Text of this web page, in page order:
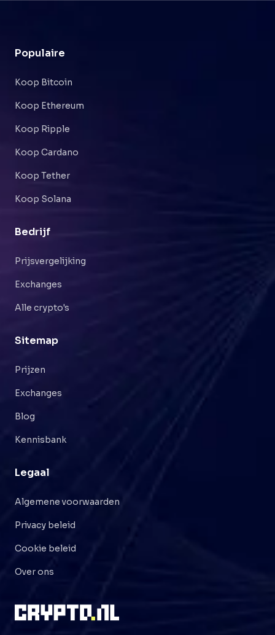
Populaire
Koop Bitcoin
Koop Ethereum
Koop Ripple
Koop Cardano
Koop Tether
Koop Solana
Bedrijf
Prijsvergelijking
Exchanges
Alle crypto's
Sitemap
Prijzen
Exchanges
Blog
Kennisbank
Legaal
Algemene voorwaarden
Privacy beleid
Cookie beleid
Over ons